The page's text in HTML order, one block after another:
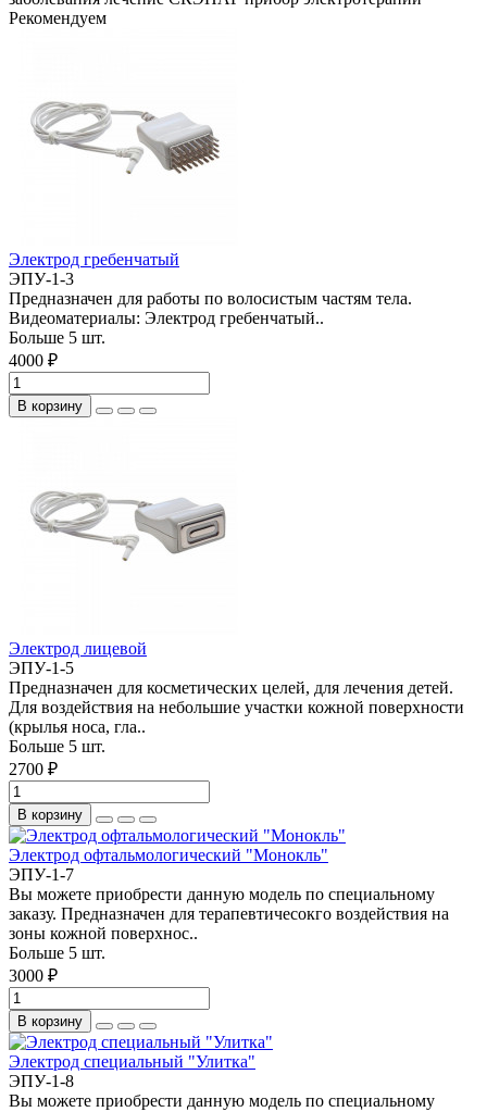
Рекомендуем
Электрод гребенчатый
ЭПУ-1-3
Предназначен для работы по волосистым частям тела.
Видеоматериалы: Электрод гребенчатый..
Больше 5 шт.
4000 ₽
В корзину
Электрод лицевой
ЭПУ-1-5
Предназначен для косметических целей, для лечения детей.
Для воздействия на небольшие участки кожной поверхности
(крылья носа, гла..
Больше 5 шт.
2700 ₽
В корзину
Электрод офтальмологический "Монокль"
ЭПУ-1-7
Вы можете приобрести данную модель по специальному
заказу. Предназначен для терапевтичесокго воздействия на
зоны кожной поверхнос..
Больше 5 шт.
3000 ₽
В корзину
Электрод специальный "Улитка"
ЭПУ-1-8
Вы можете приобрести данную модель по специальному